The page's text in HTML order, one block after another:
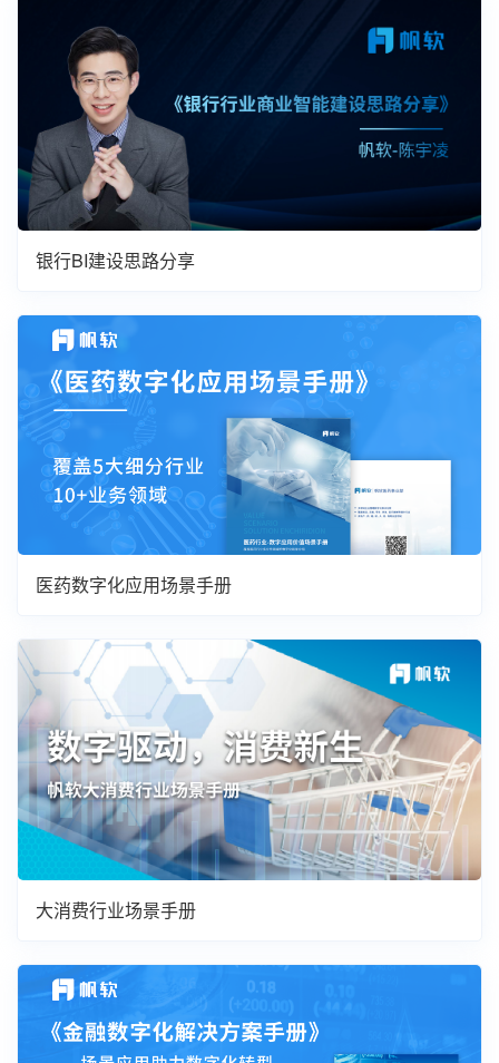
银行BI建设思路分享
医药数字化应用场景手册
大消费行业场景手册